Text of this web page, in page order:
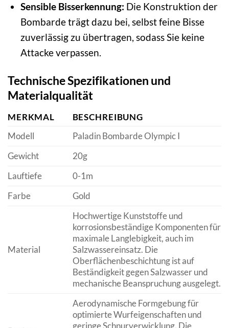
Sensible Bisserkennung: Die Konstruktion der
Bombarde trägt dazu bei, selbst feine Bisse
zuverlässig zu übertragen, sodass Sie keine
Attacke verpassen.
Technische Spezifikationen und
Materialqualität
MERKMAL
BESCHREIBUNG
Modell
Paladin Bombarde Olympic I
Gewicht
20g
Lauftiefe
0-1m
Farbe
Gold
Material
Hochwertige Kunststoffe und
korrosionsbeständige Komponenten für
maximale Langlebigkeit, auch im
Salzwassereinsatz. Die
Oberflächenbeschichtung ist auf
Beständigkeit gegen Salzwasser und
mechanische Beanspruchung ausgelegt.
Aerodynamische Formgebung für
optimierte Wurfeigenschaften und
geringe Schnurverwicklung. Die